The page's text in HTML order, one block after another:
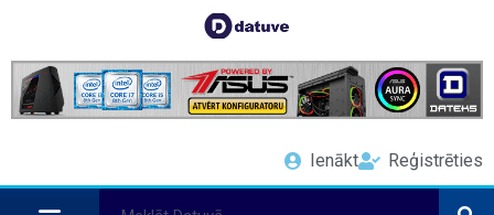
Ienākt Reģistrēties